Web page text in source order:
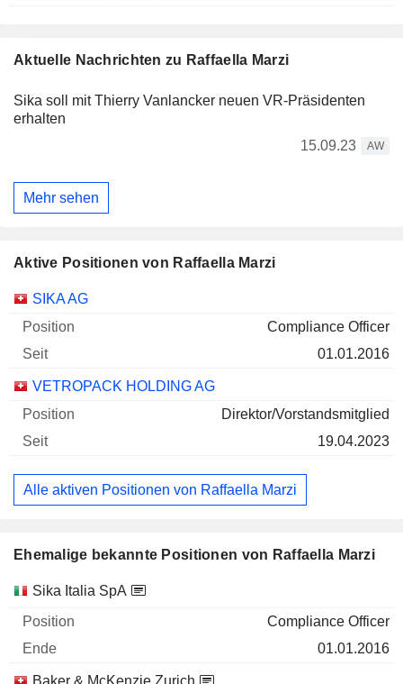
Aktuelle Nachrichten zu Raffaella Marzi
Sika soll mit Thierry Vanlancker neuen VR-Präsidenten
erhalten
15.09.23
AW
Mehr sehen
Aktive Positionen von Raffaella Marzi
Unternehmen
SIKA AG
Compliance Officer
01.01.2016
VETROPACK HOLDING AG
Direktor/Vorstandsmitglied
19.04.2023
Alle aktiven Positionen von Raffaella Marzi
Ehemalige bekannte Positionen von Raffaella Marzi
Unternehmen Position
Sika Italia SpA
Compliance Officer
01.01.2016